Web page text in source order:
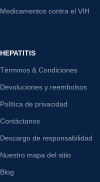
Medicamentos contra el VIH
HEPATITIS
Términos & Condiciones
Devoluciones y reembolsos
Política de privacidad
Contáctanos
Descargo de responsabilidad
Nuestro mapa del sitio
Blog